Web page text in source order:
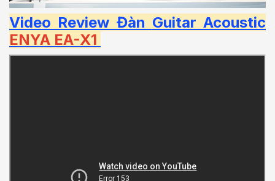
Video Review Đàn Guitar Acoustic
ENYA EA-X1